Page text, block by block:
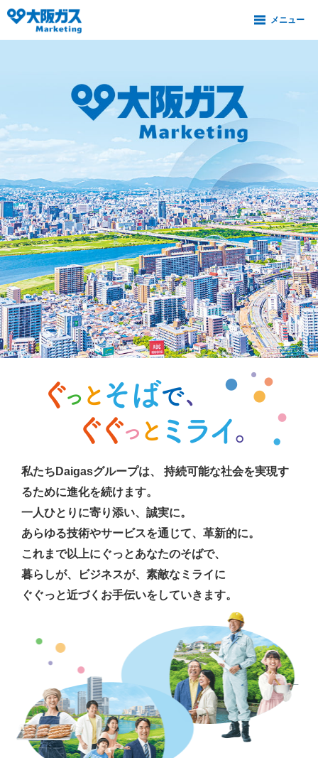
私たちDaigasグループは、
持続可能な社会を実現す
るために進化を続けます。
一人ひとりに寄り添い、誠実に。
あらゆる技術やサービスを通じて、革新的に。
これまで以上にぐっとあなたのそばで、
暮らしが、ビジネスが、素敵なミライに
ぐぐっと近づくお手伝いをしていきます。